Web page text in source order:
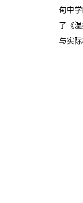
甸中
了《
与实